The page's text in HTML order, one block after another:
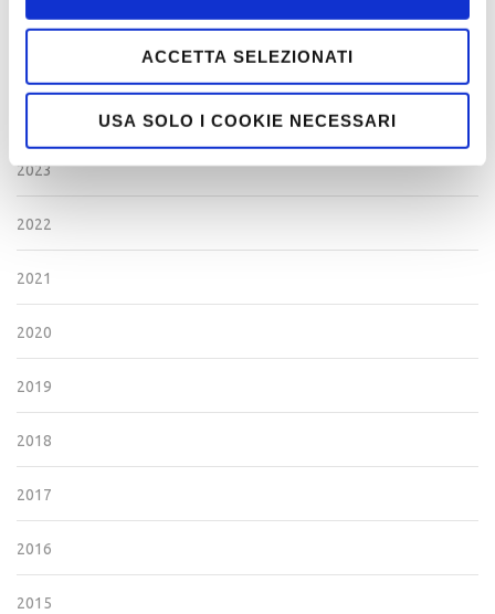
ACCETTA SELEZIONATI
USA SOLO I COOKIE NECESSARI
2023
2022
2021
2020
2019
2018
2017
2016
2015